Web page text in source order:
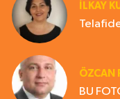
İLKAY
ÖZCAN
BU